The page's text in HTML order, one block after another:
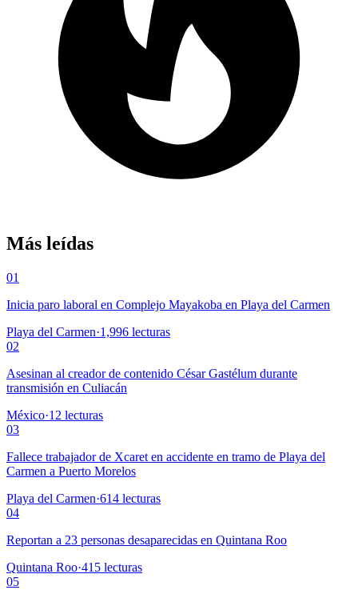
Más leídas
01
Inicia paro laboral en Complejo Mayakoba en Playa del Carmen
Playa del Carmen·1,996 lecturas
02
Asesinan al creador de contenido César Gastélum durante
transmisión en Culiacán
México·12 lecturas
03
Fallece trabajador de Xcaret en accidente en tramo de Playa del
Carmen a Puerto Morelos
Playa del Carmen·614 lecturas
04
Reportan a 23 personas desaparecidas en Quintana Roo
Quintana Roo·415 lecturas
05